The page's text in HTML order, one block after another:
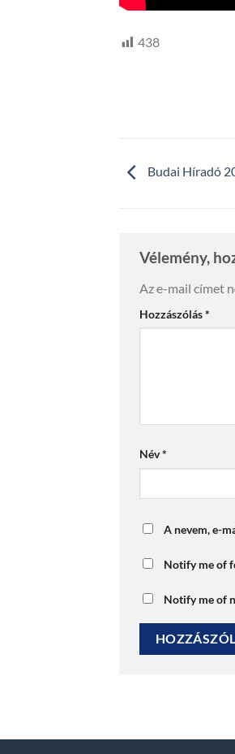
438
Budai Híradó
Vélemény,
Az e-mail címet
Hozzászólás*
Név*
A nevem, e-
Notify me of
Notify me of